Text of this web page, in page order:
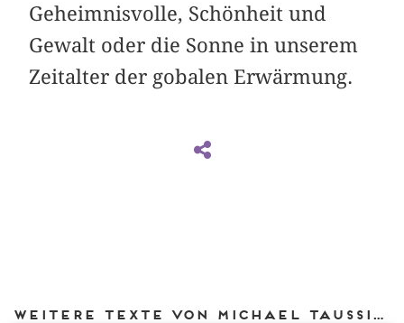
Geheimnisvolle, Schönheit und
Gewalt oder die Sonne in unserem
Zeitalter der gobalen Erwärmung.
Weitere Texte von Michael Taussig bei DIAPHANES